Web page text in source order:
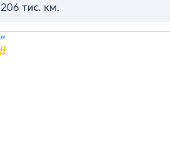
206 тис. км.
ОСТАВИТЬ ЗАЯВКУ